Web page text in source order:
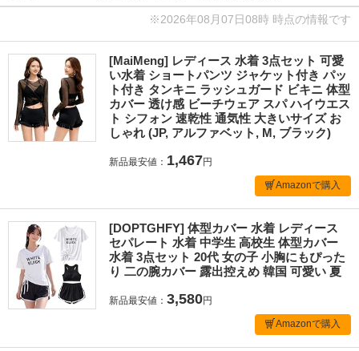
※2026年08月07日08時 時点の情報です
[MaiMeng] レディース 水着 3点セット 可愛
い水着 ショートパンツ ジャケット付き パッ
ト付き タンキニ ラッシュガード ビキニ 体型
カバー 透け感 ビーチウェア スパ ハイウエス
ト シフォン 速乾性 通気性 大きいサイズ お
しゃれ (JP, アルファベット, M, ブラック)
新品最安値： 1,467円
Amazonで購入
[DOPTGHFY] 体型カバー 水着 レディース
セパレート 水着 中学生 高校生 体型カバー
水着 3点セット 20代 女の子 小胸にもぴった
り 二の腕カバー 露出控えめ 韓国 可愛い 夏
新品最安値： 3,580円
Amazonで購入